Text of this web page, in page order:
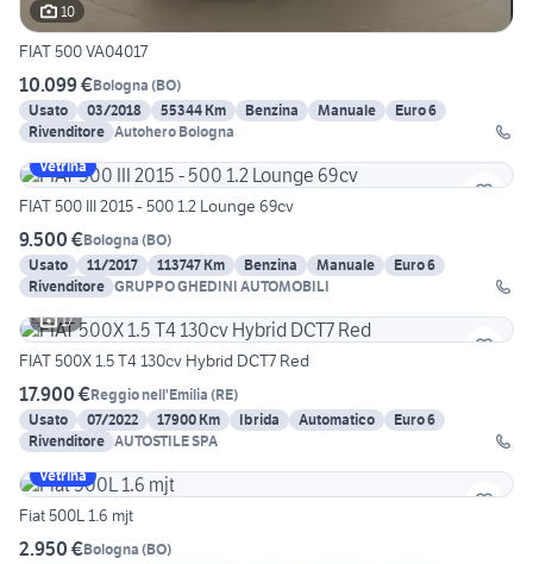
10
FIAT 500 VA04017
10.099 €Bologna (BO)
Usato
03/2018 55344 Km Benzina Manuale
Euro 6
Rivenditore Autohero Bologna
Vetrina
FIAT 500 III 2015 - 500 1.2 Lounge 69cv
9.500 €Bologna (BO)
Usato
11/2017 113747 Km Benzina Manuale
Euro 6
Rivenditore GRUPPO GHEDINI AUTOMOBILI
17
FIAT 500X 1.5 T4 130cv Hybrid DCT7 Red
17.900 €Reggio nell'Emilia (RE)
Usato
07/2022 17900 Km Ibrida Automatico
Euro 6
Rivenditore AUTOSTILE SPA
Vetrina
Fiat 500L 1.6 mjt
2.950 €Bologna (BO)